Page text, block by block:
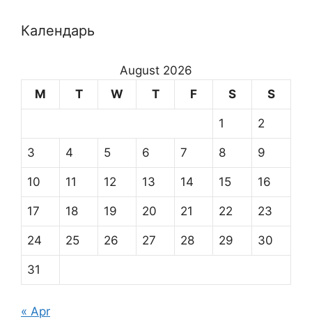
Календарь
August 2026
M
T W T F S S
1 2
3 4 5 6 7 8 9
10 11 12 13 14 15 16
17 18 19 20 21 22 23
24 25 26 27 28 29 30
31
« Apr